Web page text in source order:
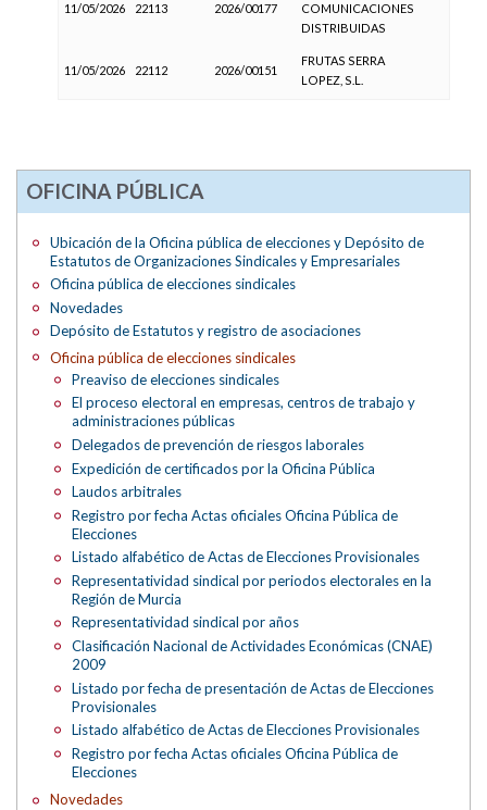
11/05/2026 22113 2026/00177
COMUNICACIONES
DISTRIBUIDAS
11/05/2026 22112 2026/00151
FRUTAS SERRA
LOPEZ, S.L.
OFICINA PÚBLICA
Ubicación de la Oficina pública de elecciones y Depósito de
Estatutos de Organizaciones Sindicales y Empresariales
Oficina pública de elecciones sindicales
Novedades
Depósito de Estatutos y registro de asociaciones
Oficina pública de elecciones sindicales
Preaviso de elecciones sindicales
El proceso electoral en empresas, centros de trabajo y
administraciones públicas
Delegados de prevención de riesgos laborales
Expedición de certificados por la Oficina Pública
Laudos arbitrales
Registro por fecha Actas oficiales Oficina Pública de
Elecciones
Listado alfabético de Actas de Elecciones Provisionales
Representatividad sindical por periodos electorales en la
Región de Murcia
Representatividad sindical por años
Clasificación Nacional de Actividades Económicas (CNAE)
2009
Listado por fecha de presentación de Actas de Elecciones
Provisionales
Listado alfabético de Actas de Elecciones Provisionales
Registro por fecha Actas oficiales Oficina Pública de
Elecciones
Novedades